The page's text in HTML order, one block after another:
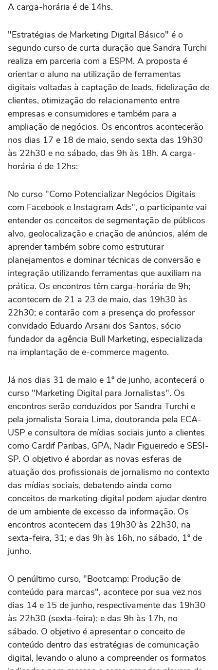
A carga-horária é de 14hs.
"Estratégias de Marketing Digital Básico" é o
segundo curso de curta duração que Sandra Turchi
realiza em parceria com a ESPM. A proposta é
orientar o aluno na utilização de ferramentas
digitais voltadas à captação de leads, fidelização de
clientes, otimização do relacionamento entre
empresas e consumidores e também para a
ampliação de negócios. Os encontros acontecerão
nos dias 17 e 18 de maio, sendo sexta das 19h30
às 22h30 e no sábado, das 9h às 18h. A carga-
horária é de 12hs:
No curso "Como Potencializar Negócios Digitais
com Facebook e Instagram Ads", o participante vai
entender os conceitos de segmentação de públicos
alvo, geolocalização e criação de anúncios, além de
aprender também sobre como estruturar
planejamentos e dominar técnicas de conversão e
integração utilizando ferramentas que auxiliam na
prática. Os encontros têm carga-horária de 9h;
acontecem de 21 a 23 de maio, das 19h30 às
22h30; e contarão com a presença do professor
convidado Eduardo Arsani dos Santos, sócio
fundador da agência Bull Marketing, especializada
na implantação de e-commerce magento.
Já nos dias 31 de maio e 1º de junho, acontecerá o
curso "Marketing Digital para Jornalistas". Os
encontros serão conduzidos por Sandra Turchi e
pela jornalista Soraia Lima, doutoranda pela ECA-
USP e consultora de mídias sociais junto a clientes
como Cardif Paribas, GPA, Nadir Figueiredo e SESI-
SP. O objetivo é abordar as novas esferas de
atuação dos profissionais de jornalismo no contexto
das mídias sociais, debatendo ainda como
conceitos de marketing digital podem ajudar dentro
de um ambiente de excesso da informação. Os
encontros acontecem das 19h30 às 22h30, na
sexta-feira, 31; e das 9h às 16h, no sábado, 1º de
junho.
O penúltimo curso, "Bootcamp: Produção de
conteúdo para marcas", acontece por sua vez nos
dias 14 e 15 de junho, respectivamente das 19h30
às 22h30 (sexta-feira); e das 9h às 17h, no
sábado. O objetivo é apresentar o conceito de
conteúdo dentro das estratégias de comunicação
digital, levando o aluno a compreender os formatos